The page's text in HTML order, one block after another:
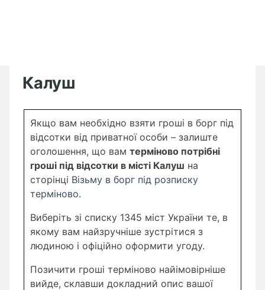
Калуш
Якщо вам необхідно взяти гроші в борг під
відсотки від приватної особи – залиште
оголошення, що вам терміново потрібні
гроші під відсотки в місті Калуш на
сторінці Візьму в борг під розписку
терміново.
Виберіть зі списку 1345 міст України те, в
якому вам найзручніше зустрітися з
людиною і офіційно оформити угоду.
Позичити гроші терміново найімовірніше
вийде, склавши докладний опис вашої